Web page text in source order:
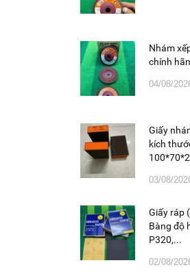
Nhám
chính
04/08/
Giấy
kích
03/08/
Giấy ráp
Bàng độ
P320,...
02/08/